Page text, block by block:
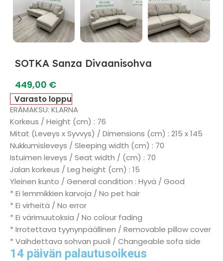
SOTKA Sanza Divaanisohva
449,00 €
Varasto loppu
ERÄMAKSU: KLARNA
Korkeus / Height (cm) : 76
Mitat (Leveys x Syvvys) / Dimensions (cm) : 215 x 145
Nukkumisleveys / Sleeping width (cm) : 70
Istuimen leveys / Seat width / (cm) : 70
Jalan korkeus / Leg height (cm) : 15
Yleinen kunto / General condition : Hyvä / Good
* Ei lemmikkien karvoja / No pet hair
* Ei virheitä / No error
* Ei värimuutoksia / No colour fading
* Irrotettava tyynynpäällinen / Removable pillow cover
* Vaihdettava sohvan puoli / Changeable sofa side
14 päivän palautusoikeus